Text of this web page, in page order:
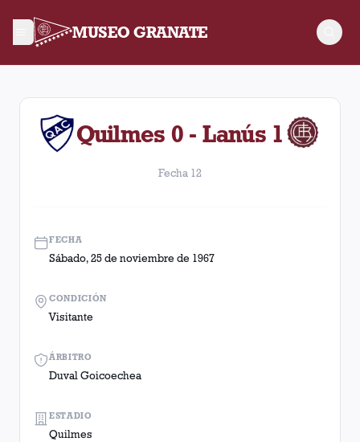
MUSEO GRANATE
Fecha 12. Partido entre Lanús y Quilmes disputado el
Quilmes 0 - Lanús 1
Fecha 12
FECHA
Sábado, 25 de noviembre de 1967
ÁRBITRO
Duval Goicoechea
CONDICIÓN
Visitante
ESTADIO
Quilmes